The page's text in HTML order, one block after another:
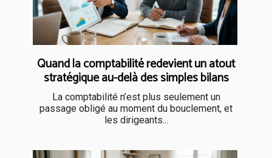
Quand la comptabilité redevient un atout
stratégique au-delà des simples bilans
La comptabilité n’est plus seulement un
passage obligé au moment du bouclement, et
les dirigeants...